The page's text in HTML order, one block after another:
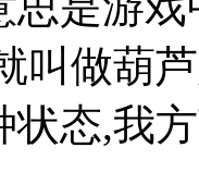
叫做葫
状态,我